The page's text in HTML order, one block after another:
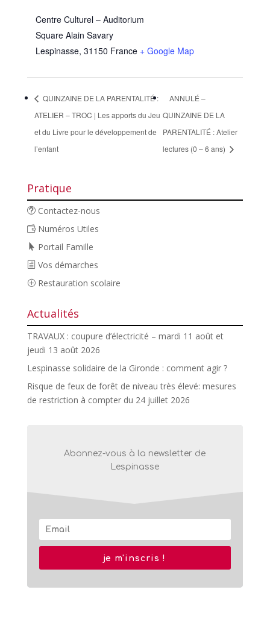
Centre Culturel – Auditorium
Square Alain Savary
Lespinasse, 31150 France + Google Map
QUINZAINE DE LA PARENTALITÉ :
ATELIER – TROC | Les apports du Jeu
et du Livre pour le développement de
l’enfant
ANNULÉ –
QUINZAINE DE LA
PARENTALITÉ : Atelier
lectures (0 – 6 ans)
Pratique
Contactez-nous
Numéros Utiles
Portail Famille
Vos démarches
Restauration scolaire
Actualités
TRAVAUX : coupure d’électricité – mardi 11 août et
jeudi 13 août 2026
Lespinasse solidaire de la Gironde : comment agir ?
Risque de feux de forêt de niveau très élevé: mesures
de restriction à compter du 24 juillet 2026
Abonnez-vous à la newsletter de
Lespinasse
je m'inscris !